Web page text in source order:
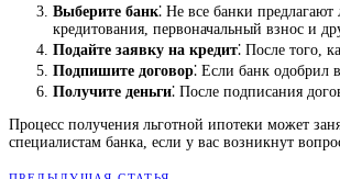
Выберите банк⁚ Не все банки
кредитования, первоначальный взнос и
Подайте заявку на кредит⁚ После того,
Подпишите договор⁚ Если банк одобрил
Получите деньги⁚ После подписания
Процесс получения льготной ипотеки может
специалистам банка, если у вас возникнут